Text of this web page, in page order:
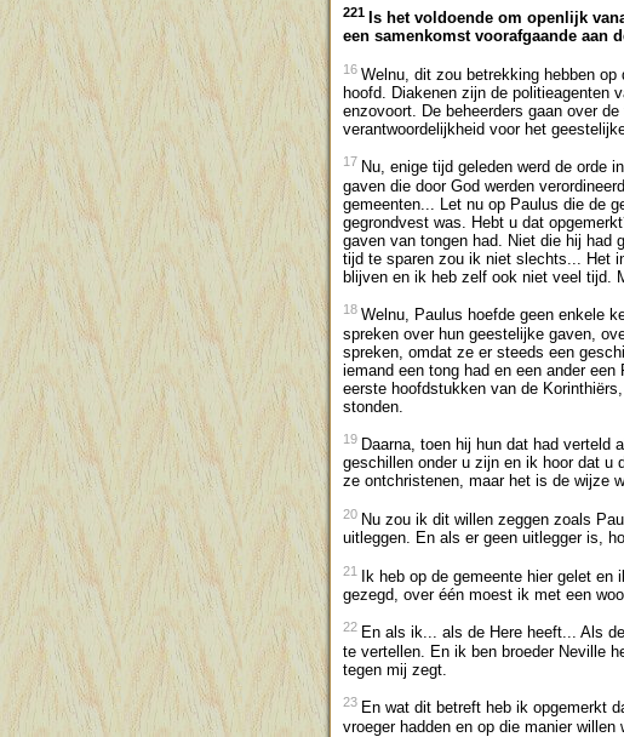
221 Is het voldoende om openlijk
een samenkomst voorafgaande aan
16 Welnu, dit zou betrekking hebben
hoofd. Diakenen zijn de politieagenten
enzovoort. De beheerders gaan over
verantwoordelijkheid voor het
17 Nu, enige tijd geleden werd de orde
gaven die door God werden
gemeenten... Let nu op Paulus die de
gegrondvest was. Hebt u dat
gaven van tongen had. Niet die hij had
tijd te sparen zou ik niet slechts... Het
blijven en ik heb zelf ook niet veel tijd.
18 Welnu, Paulus hoefde geen enkele
spreken over hun geestelijke gaven,
spreken, omdat ze er steeds een
iemand een tong had en een ander
eerste hoofdstukken van de
stonden.
19 Daarna, toen hij hun dat had verteld
geschillen onder u zijn en ik hoor dat u
ze ontchristenen, maar het is de wijze
20 Nu zou ik dit willen zeggen zoals
uitleggen. En als er geen uitlegger is,
21
Ik heb op de gemeente hier gelet
gezegd, over één moest ik met een
22 En als ik... als de Here heeft... Als
te vertellen. En ik ben broeder Neville
tegen mij zegt.
23 En wat dit betreft heb ik opgemerkt
vroeger hadden en op die manier willen